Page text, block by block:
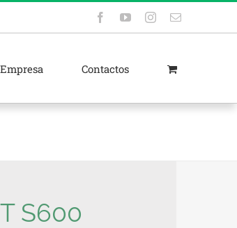
FacebookYouTubeInstagram
Email
Empresa Contactos
S600